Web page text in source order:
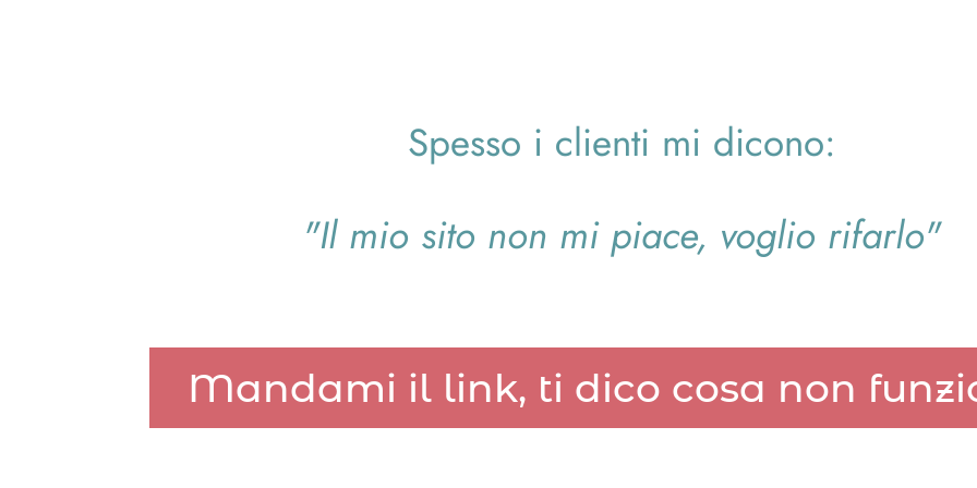
Spesso i clienti mi dicono:
"Il mio sito non mi piace, voglio rifarlo"
Mandami il link, ti dico cosa non